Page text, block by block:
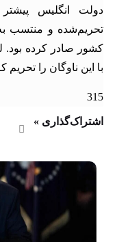
دولت انگلیس
تحریم‌شده و منتسب
با این ناوگان را
315
اشتراک‌گذاری »